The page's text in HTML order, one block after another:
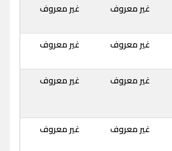
غير معروف غير معروف
غير معروف غير معروف
غير معروف غير معروف
غير معروف غير معروف